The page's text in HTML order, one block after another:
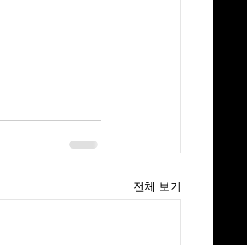
전체 보기